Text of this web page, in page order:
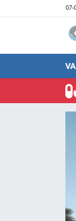
07-
Van
Van Hava
VAN
Van Trafik
Süper Lig
Haber Arşivi